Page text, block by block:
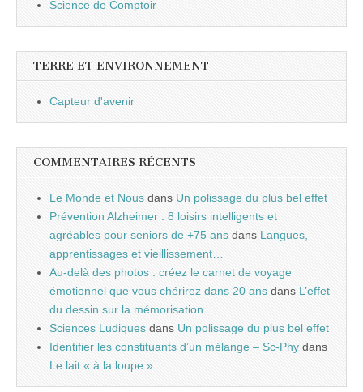
Science de Comptoir
TERRE ET ENVIRONNEMENT
Capteur d'avenir
COMMENTAIRES RÉCENTS
Le Monde et Nous dans Un polissage du plus bel effet
Prévention Alzheimer : 8 loisirs intelligents et
agréables pour seniors de +75 ans dans Langues,
apprentissages et vieillissement…
Au-delà des photos : créez le carnet de voyage
émotionnel que vous chérirez dans 20 ans dans L’effet
du dessin sur la mémorisation
Sciences Ludiques dans Un polissage du plus bel effet
Identifier les constituants d’un mélange – Sc-Phy dans
Le lait « à la loupe »